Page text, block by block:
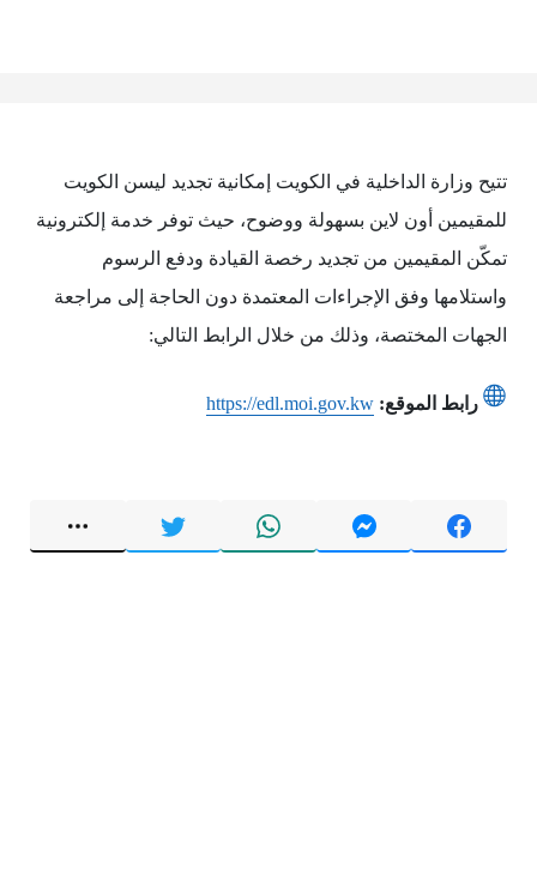
تتيح وزارة الداخلية في الكويت إمكانية تجديد ليسن الكويت
للمقيمين أون لاين بسهولة ووضوح، حيث توفر خدمة إلكترونية
تمكّن المقيمين من تجديد رخصة القيادة ودفع الرسوم
واستلامها وفق الإجراءات المعتمدة دون الحاجة إلى مراجعة
الجهات المختصة، وذلك من خلال الرابط التالي:
رابط الموقع: https://edl.moi.gov.kw